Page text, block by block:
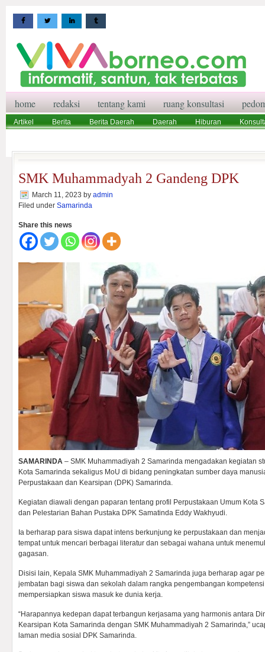
home redaksi tentang kami ruang konsultasi
Artikel Berita Berita Daerah Daerah Hiburan
SMK Muhammadyah 2 Gandeng DPK
March 11, 2023 by admin
Filed under Samarinda
Share this news
SAMARINDA – SMK Muhammadiyah 2 Samarinda mengadakan kegiatan
Kota Samarinda sekaligus MoU di bidang peningkatan sumber daya
Perpustakaan dan Kearsipan (DPK) Samarinda.
Kegiatan diawali dengan paparan tentang profil Perpustakaan Umum Kota
dan Pelestarian Bahan Pustaka DPK Samatinda Eddy Wakhyudi.
Ia berharap para siswa dapat intens berkunjung ke perpustakaan dan
tempat untuk mencari berbagai literatur dan sebagai wahana untuk
gagasan.
Disisi lain, Kepala SMK Muhammadiyah 2 Samarinda juga berharap agar
jembatan bagi siswa dan sekolah dalam rangka pengembangan
mempersiapkan siswa masuk ke dunia kerja.
“Harapannya kedepan dapat terbangun kerjasama yang harmonis antara
Kearsipan Kota Samarinda dengan SMK Muhammadiyah 2 Samarinda,”
laman media sosial DPK Samarinda.